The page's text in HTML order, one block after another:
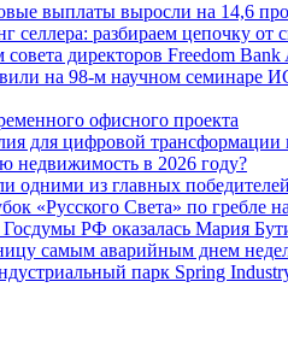
выплаты выросли на 14,6
селлера: разбираем цепочку от
директоров Freedom Bank
на 98-м научном семинаре
офисного проекта
для цифровой трансформации
недвижимость в 2026 году?
одними из главных
«Русского Света» по гребле
РФ оказалась Мария
самым аварийным днем
парк Spring